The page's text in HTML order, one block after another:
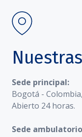
Sede principal:
Bogotá -
Abierto 24 horas.
Sede